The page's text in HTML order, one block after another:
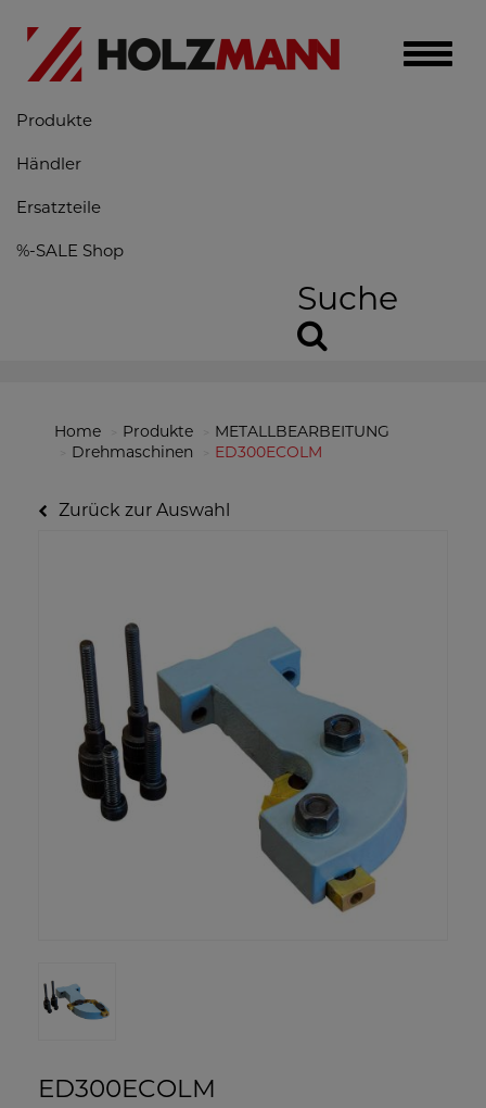
Toggle
Produkte
Händler
Ersatzteile
%-SALE Shop
Suche
Home Produkte
METALLBEARBEITUNG
Drehmaschinen
ED300ECOLM
Zurück zur Auswahl
ED300ECOLM